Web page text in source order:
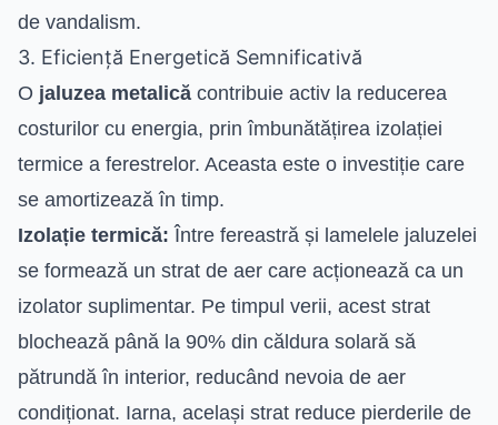
de vandalism.
3. Eficiență Energetică Semnificativă
O jaluzea metalică contribuie activ la reducerea
costurilor cu energia, prin îmbunătățirea izolației
termice a ferestrelor. Aceasta este o investiție care
se amortizează în timp.
Izolație termică: Între fereastră și lamelele jaluzelei
se formează un strat de aer care acționează ca un
izolator suplimentar. Pe timpul verii, acest strat
blochează până la 90% din căldura solară să
pătrundă în interior, reducând nevoia de aer
condiționat. Iarna, același strat reduce pierderile de